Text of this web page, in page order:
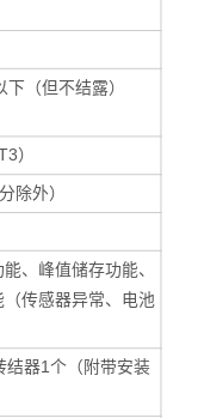
（但不结露）
）
除外）
、峰值储存功能、
传感器异常、电池
结器1个（附带安装